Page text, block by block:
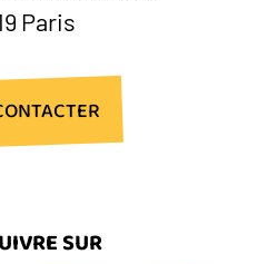
Paris
SUR